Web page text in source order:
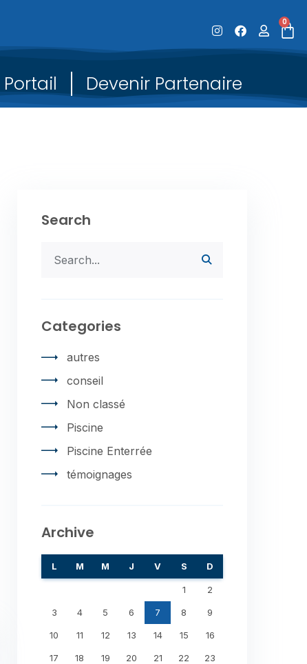
0
Portail Devenir Partenaire
Search
Categories
autres
conseil
Non classé
Piscine
Piscine Enterrée
témoignages
Archive
L M M J V S D
1 2
3 4 5 6 7 8 9
10 11 12 13 14 15 16
17 18 19 20 21 22 23